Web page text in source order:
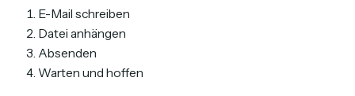
E-Mail schreiben
Datei anhängen
Absenden
Warten und hoffen